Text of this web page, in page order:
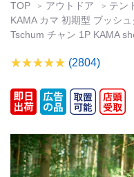
TOP アウトドア テン
KAMA カマ 初期型 ブッシ
Tschum チャン 1P KAMA
(2804)